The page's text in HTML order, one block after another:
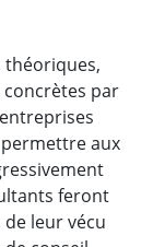
théoriques,
par
aux
feront
leur vécu